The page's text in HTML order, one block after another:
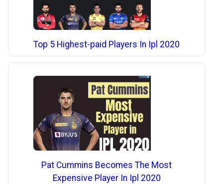
Top 5 Highest-paid Players In Ipl 2020
Pat Cummins Becomes The Most
Expensive Player In Ipl 2020